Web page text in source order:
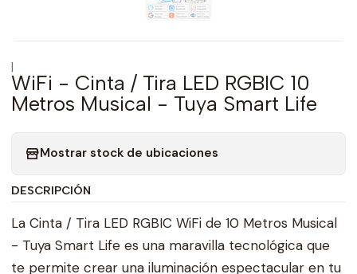
|
WiFi - Cinta / Tira LED RGBIC 10
Metros Musical - Tuya Smart Life
Mostrar stock de ubicaciones
DESCRIPCIÓN
La Cinta / Tira LED RGBIC WiFi de 10 Metros Musical
- Tuya Smart Life es una maravilla tecnológica que
te permite crear una iluminación espectacular en tu